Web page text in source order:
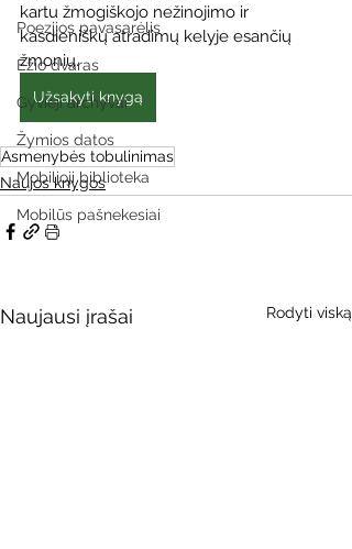
Poezijos pavasarėlis
Ežio dvaras
Gyvieji archyvai
Žymios datos
Mobilioji biblioteka
Mobilūs pašnekesiai
kartu žmogiškojo nežinojimo ir
kasdieniškų atradimų kelyje esančių
žmonių.
Užsakyti knygą
Asmenybės tobulinimas
Naujos knygos
Naujausi įrašai Rodyti viską